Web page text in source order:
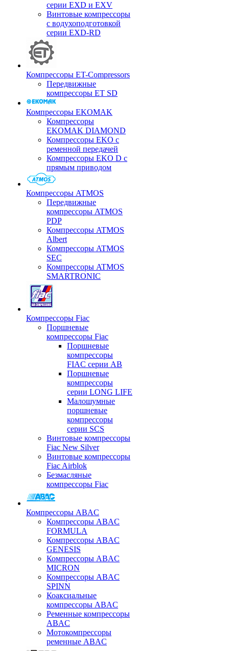
серии EXD и EXV
Винтовые компрессоры
с водухоподготовкой
серии EXD-RD
Компрессоры ET-Compressors
Передвижные
компрессоры ET SD
Компрессоры EKOMAK
Компрессоры
EKOMAK DIAMOND
Компрессоры EKO c
ременной передачей
Компрессоры EKO D с
прямым приводом
Компрессоры ATMOS
Передвижные
компрессоры ATMOS
PDP
Компрессоры ATMOS
Albert
Компрессоры ATMOS
SEC
Компрессоры ATMOS
SMARTRONIC
Компрессоры Fiac
Поршневые
компрессоры Fiac
Поршневые
компрессоры
FIAC серии AB
Поршневые
компрессоры
серии LONG LIFE
Малошумные
поршневые
компрессоры
серии SCS
Винтовые компрессоры
Fiac New Silver
Винтовые компрессоры
Fiac Airblok
Безмасляные
компрессоры Fiac
Компрессоры ABAC
Компрессоры ABAC
FORMULA
Компрессоры ABAC
GENESIS
Компрессоры ABAC
MICRON
Компрессоры ABAC
SPINN
Коаксиальные
компрессоры ABAC
Ременные компрессоры
ABAC
Мотокомпрессоры
ременные ABAC